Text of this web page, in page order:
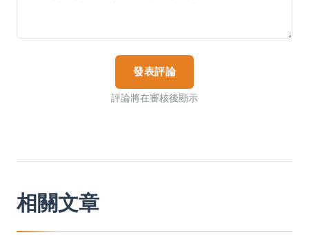
發表評論
評論將在審核後顯示
相關文章